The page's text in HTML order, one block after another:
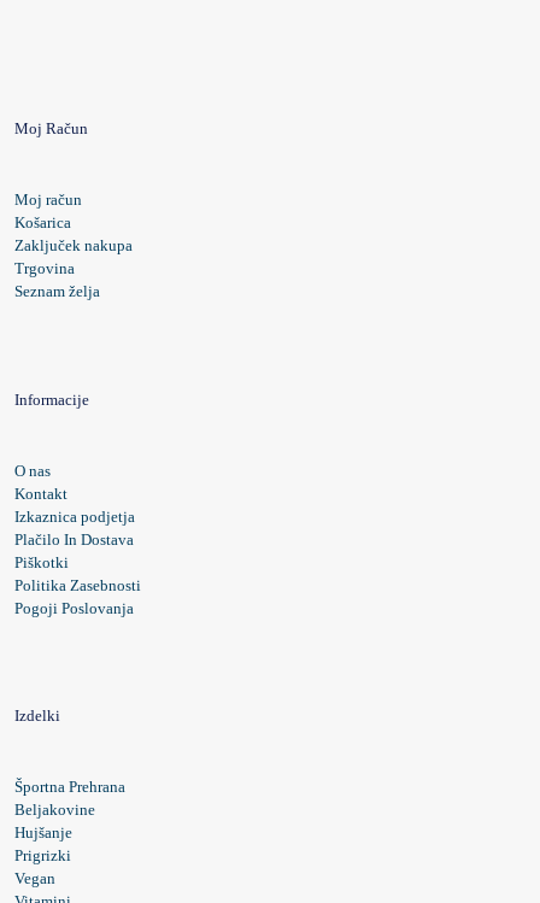
Moj Račun
Moj račun
Košarica
Zaključek nakupa
Trgovina
Seznam želja
Informacije
O nas
Kontakt
Izkaznica podjetja
Plačilo In Dostava
Piškotki
Politika Zasebnosti
Pogoji Poslovanja
Izdelki
Športna Prehrana
Beljakovine
Hujšanje
Prigrizki
Vegan